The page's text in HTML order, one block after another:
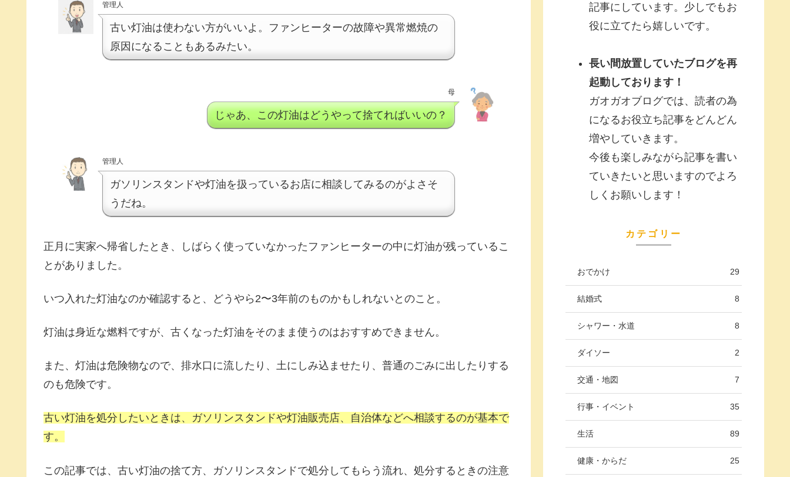
管理人
古い灯油は使わない方がいいよ。ファンヒーターの故障や異常燃焼の
原因になることもあるみたい。
母
じゃあ、この灯油はどうやって捨てればいいの？
管理人
ガソリンスタンドや灯油を扱っているお店に相談してみるのがよさそ
うだね。
正月に実家へ帰省したとき、しばらく使っていなかったファンヒーターの中に灯油が残っているこ
とがありました。
いつ入れた灯油なのか確認すると、どうやら2〜3年前のものかもしれないとのこと。
灯油は身近な燃料ですが、古くなった灯油をそのまま使うのはおすすめできません。
また、灯油は危険物なので、排水口に流したり、土にしみ込ませたり、普通のごみに出したりする
のも危険です。
古い灯油を処分したいときは、ガソリンスタンドや灯油販売店、自治体などへ相談するのが基本で
す。
この記事では、古い灯油の捨て方、ガソリンスタンドで処分してもらう流れ、処分するときの注意
記事にしています。少しでもお
役に立てたら嬉しいです。
長い間放置していたブログを再
起動しております！
ガオガオブログでは、読者の為
になるお役立ち記事をどんどん
増やしていきます。
今後も楽しみながら記事を書い
ていきたいと思いますのでよろ
しくお願いします！
カテゴリー
おでかけ 29
結婚式 8
シャワー・水道 8
ダイソー 2
交通・地図 7
行事・イベント 35
生活 89
健康・からだ 25